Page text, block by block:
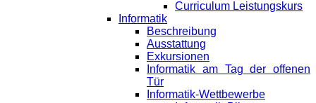
Curriculum Leistungskurs
Informatik
Beschreibung
Ausstattung
Exkursionen
Informatik am Tag der offenen
Tür
Informatik-Wettbewerbe